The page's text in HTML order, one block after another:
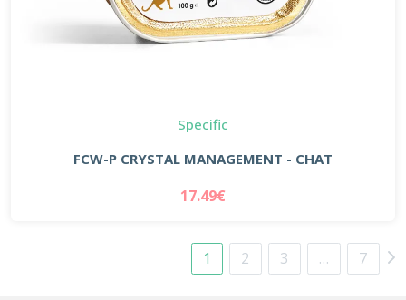
Specific
FCW-P CRYSTAL MANAGEMENT - CHAT
17.49€
1 2 3 … 7